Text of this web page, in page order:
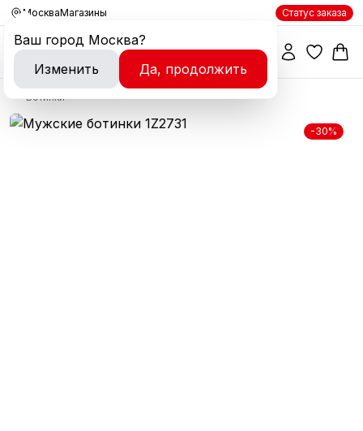
Москва
Ваш город Москва?
Изменить
Да, продолжить
Магазины Статус заказа
Ботинки
-30%